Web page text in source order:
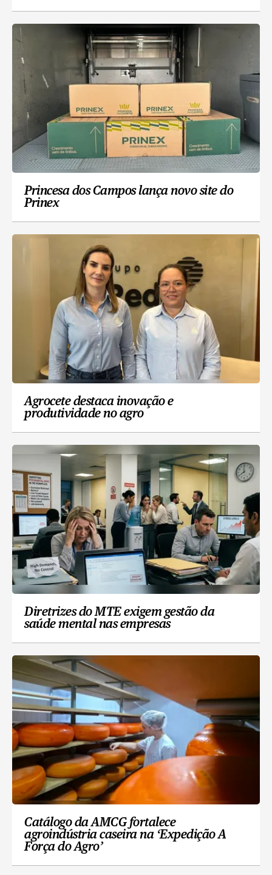
Princesa dos Campos lança novo site do
Prinex
Agrocete destaca inovação e
produtividade no agro
Diretrizes do MTE exigem gestão da
saúde mental nas empresas
Catálogo da AMCG fortalece
agroindústria caseira na ‘Expedição A
Força do Agro’